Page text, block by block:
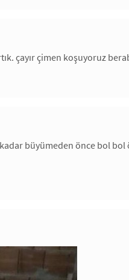
çayır çimen koşuyoruz
büyümeden önce bol